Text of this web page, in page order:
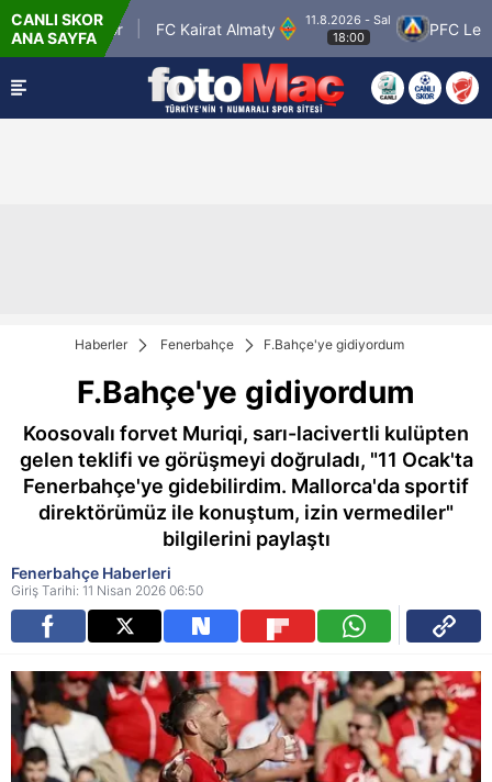
CANLI SKOR
ANA SAYFA
Petrolspor FC Kairat Almaty
11.8.2026 - Sal
PFC Levski
Haberler Fenerbahçe F.Bahçe'ye gidiyordum
F.Bahçe'ye gidiyordum
Koosovalı forvet Muriqi, sarı-lacivertli kulüpten
gelen teklifi ve görüşmeyi doğruladı, "11 Ocak'ta
Fenerbahçe'ye gidebilirdim. Mallorca'da sportif
direktörümüz ile konuştum, izin vermediler"
bilgilerini paylaştı
Fenerbahçe Haberleri
Giriş Tarihi: 11 Nisan 2026 06:50